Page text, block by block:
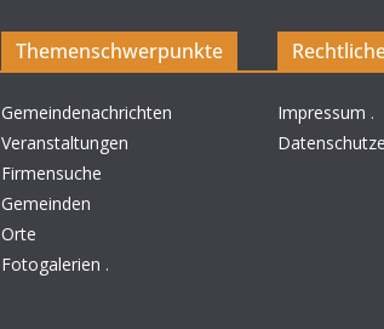
Themenschwerpunkte
Gemeindenachrichten
Veranstaltungen
Firmensuche
Gemeinden
Orte
Fotogalerien .
Impressum .